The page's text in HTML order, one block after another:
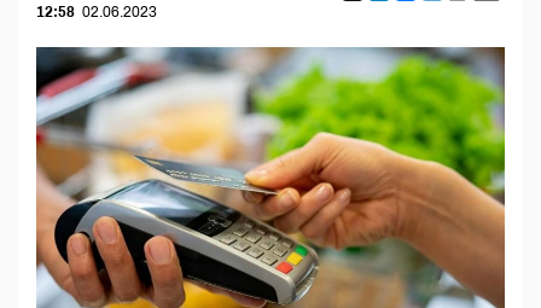
12:58 02.06.2023